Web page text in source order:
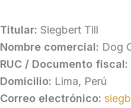
Titular: Siegbert Till
Nombre comercial: Dog
RUC / Documento fiscal:
Domicilio: Lima, Perú
Correo electrónico: